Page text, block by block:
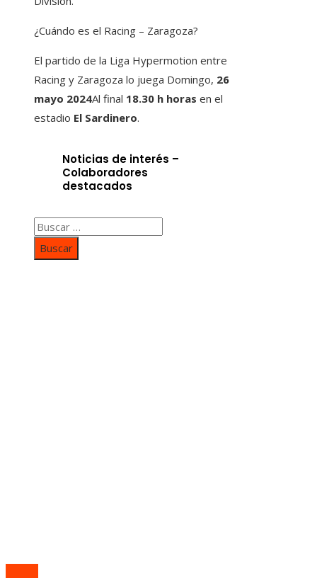
¿Cuándo es el Racing – Zaragoza?
El partido de la Liga Hypermotion entre
Racing y Zaragoza lo juega Domingo, 26
mayo 2024Al final 18.30 h horas en el
estadio El Sardinero.
Noticias de interés –
Colaboradores
destacados
Buscar: